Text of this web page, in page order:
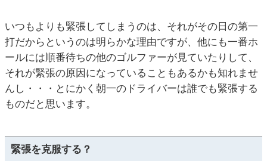
いつもよりも緊張してしまうのは、それがその日の第一
打だからというのは明らかな理由ですが、他にも一番ホ
ールには順番待ちの他のゴルファーが見ていたりして、
それが緊張の原因になっていることもあるかも知れませ
んし・・・とにかく朝一のドライバーは誰でも緊張する
ものだと思います。
緊張を克服する？